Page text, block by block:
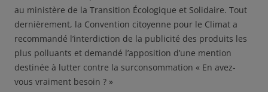
au ministère de la Transition Écologique et Solidaire. Tout
dernièrement, la Convention citoyenne pour le Climat a
recommandé l’interdiction de la publicité des produits les
plus polluants et demandé l’apposition d’une mention
destinée à lutter contre la surconsommation « En avez-
vous vraiment besoin ? »